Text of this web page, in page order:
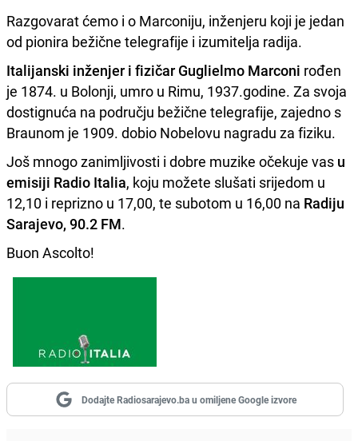
Razgovarat ćemo i o Marconiju, inženjeru koji je jedan
od pionira bežične telegrafije i izumitelja radija.
Italijanski inženjer i fizičar Guglielmo Marconi rođen
je 1874. u Bolonji, umro u Rimu, 1937.godine. Za svoja
dostignuća na području bežične telegrafije, zajedno s
Braunom je 1909. dobio Nobelovu nagradu za fiziku.
Još mnogo zanimljivosti i dobre muzike očekuje vas u
emisiji Radio Italia, koju možete slušati srijedom u
12,10 i reprizno u 17,00, te subotom u 16,00 na Radiju
Sarajevo, 90.2 FM.
Buon Ascolto!
Dodajte Radiosarajevo.ba u omiljene Google izvore